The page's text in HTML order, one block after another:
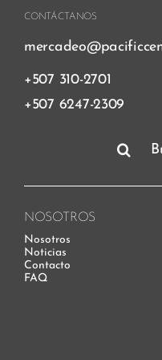
CONTÁCTANOS
+507 310-2701
+507 6247-2309
NOSOTROS
Nosotros
Noticias
Contacto
FAQ